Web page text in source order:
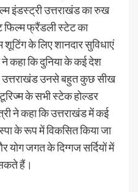
इंडस्ट्री उत्तराखंड का रुख
फिल्म फ्रैंडली स्टेट का
के लिए शानदार सुविधाएं
ने कहा कि दुनिया के कई देश
उत्तराखंड उनसे बहुत कुछ सीख
के सभी स्टेक होल्डर
ने कहा कि उत्तराखंड में कई
के रूप में विकसित किया जा
योग जगत के दिग्गज सर्दियों में
हैं।